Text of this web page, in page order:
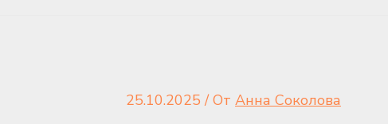
25.10.2025/ От Анна Соколова